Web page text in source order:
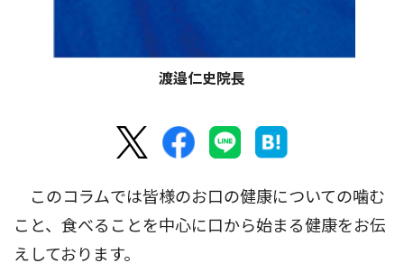
渡邉仁史院長
このコラムでは皆様のお口の健康についての噛む
こと、食べることを中心に口から始まる健康をお伝
えしております。